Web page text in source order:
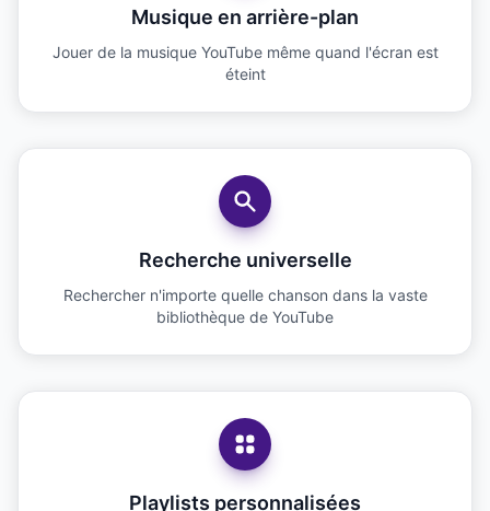
Musique en arrière-plan
Jouer de la musique YouTube même quand l'écran est
éteint
Recherche universelle
Rechercher n'importe quelle chanson dans la vaste
bibliothèque de YouTube
Playlists personnalisées